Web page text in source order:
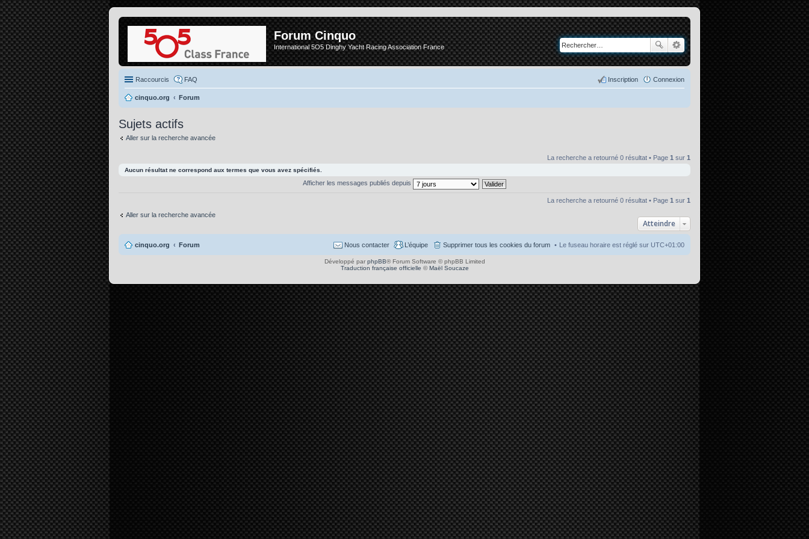
Forum Cinquo
International 5O5 Dinghy Yacht Racing Association France
Raccourcis FAQ Connexion
Inscription
cinquo.org Forum
Sujets actifs
Aller sur la recherche avancée
La recherche a retourné 0 résultat • Page 1 sur 1
Aucun résultat ne correspond aux termes que vous avez spécifiés.
Afficher les messages publiés depuis
La recherche a retourné 0 résultat • Page 1 sur 1
Aller sur la recherche avancée
Atteindre
cinquo.org Forum Le fuseau horaire est réglé sur UTC+01:00
Supprimer tous les cookies du forum
L’équipe
Nous contacter
Développé par phpBB® Forum Software © phpBB Limited
Traduction française officielle ©Maël Soucaze